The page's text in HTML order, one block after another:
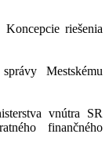
riešenia
Mestskému
vnútra SR
finančného